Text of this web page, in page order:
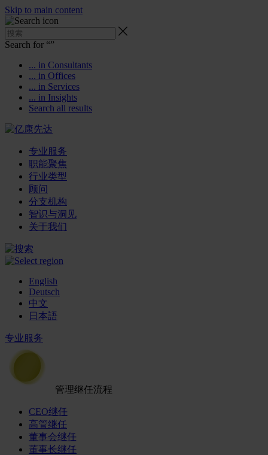
Skip to main content
Search for “”
... in Consultants
... in Offices
... in Services
... in Insights
Search all results
专业服务
职能聚焦
行业类型
顾问
分支机构
智识与洞见
关于我们
English
Deutsch
中文
日本語
专业服务
管理继任流程
CEO继任
高管继任
董事会继任
董事长继任